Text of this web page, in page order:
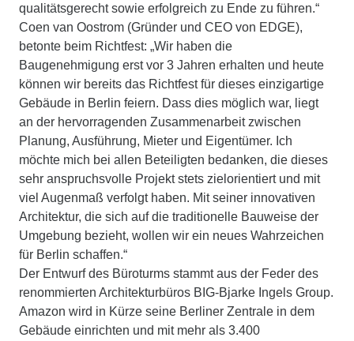
qualitätsgerecht sowie erfolgreich zu Ende zu führen.“
Coen van Oostrom (Gründer und CEO von EDGE),
betonte beim Richtfest: „Wir haben die
Baugenehmigung erst vor 3 Jahren erhalten und heute
können wir bereits das Richtfest für dieses einzigartige
Gebäude in Berlin feiern. Dass dies möglich war, liegt
an der hervorragenden Zusammenarbeit zwischen
Planung, Ausführung, Mieter und Eigentümer. Ich
möchte mich bei allen Beteiligten bedanken, die dieses
sehr anspruchsvolle Projekt stets zielorientiert und mit
viel Augenmaß verfolgt haben. Mit seiner innovativen
Architektur, die sich auf die traditionelle Bauweise der
Umgebung bezieht, wollen wir ein neues Wahrzeichen
für Berlin schaffen.“
Der Entwurf des Büroturms stammt aus der Feder des
renommierten Architekturbüros BIG-Bjarke Ingels Group.
Amazon wird in Kürze seine Berliner Zentrale in dem
Gebäude einrichten und mit mehr als 3.400